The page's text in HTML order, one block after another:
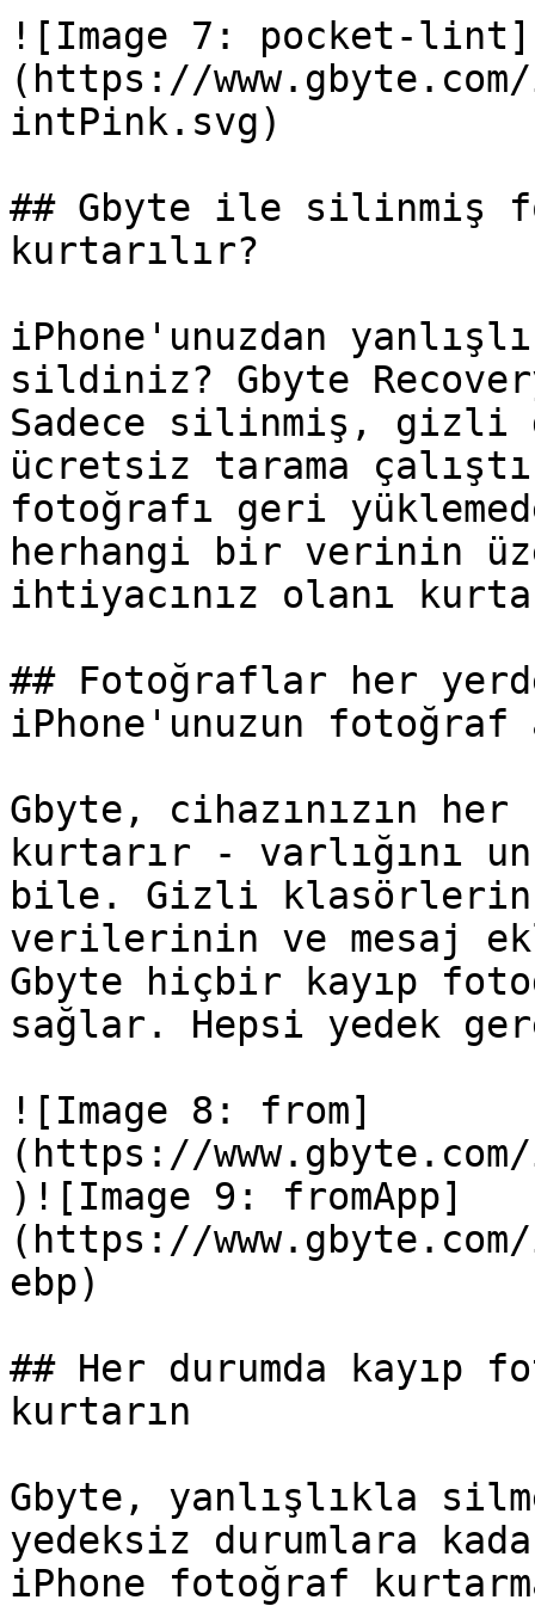
![Image 7: pocket-lint]
(https://
intPink.svg)
## Gbyte ile silinmiş
kurtarılır?
iPhone'unuzdan
sildiniz? Gbyte
Sadece silinmiş, gizli
ücretsiz tarama
fotoğrafı geri
herhangi bir verinin
ihtiyacınız olanı
## Fotoğraflar her
iPhone'unuzun fotoğraf
Gbyte, cihazınızın
kurtarır - varlığını
bile. Gizli klasörlerin,
verilerinin ve mesaj
Gbyte hiçbir kayıp
sağlar. Hepsi yedek
![Image 8: from]
(https://
)![Image 9: fromApp]
(https://
ebp)
## Her durumda kayıp
kurtarın
Gbyte, yanlışlıkla
yedeksiz durumlara
iPhone fotoğraf